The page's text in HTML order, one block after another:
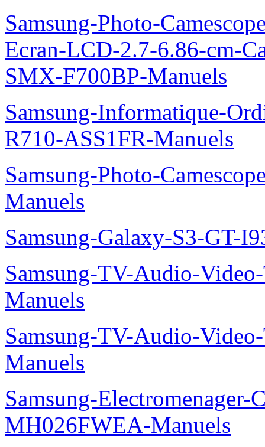
Samsung-Photo-
Ecran-LCD-2.7-6.86-cm-
SMX-F700BP-Manuels
Samsung-Informatique-
R710-ASS1FR-Manuels
Samsung-Photo-
Manuels
Samsung-Galaxy-S3-GT-
Samsung-TV-Audio-
Manuels
Samsung-TV-Audio-
Manuels
Samsung-Electromenager-
MH026FWEA-Manuels